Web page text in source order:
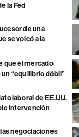
la Fed
de una
se volcó a la
que el mercado
un “equilibrio débil”
laboral de EE.UU.
intervención
negociaciones